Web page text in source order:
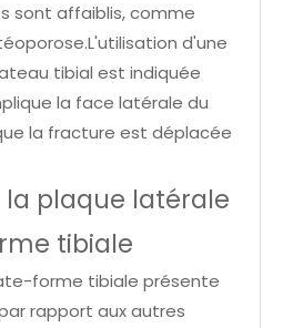
sont affaiblis, comme
d'une
tibial est indiquée
la face latérale du
la fracture est déplacée
plaque latérale
tibiale
forme tibiale présente
rapport aux autres